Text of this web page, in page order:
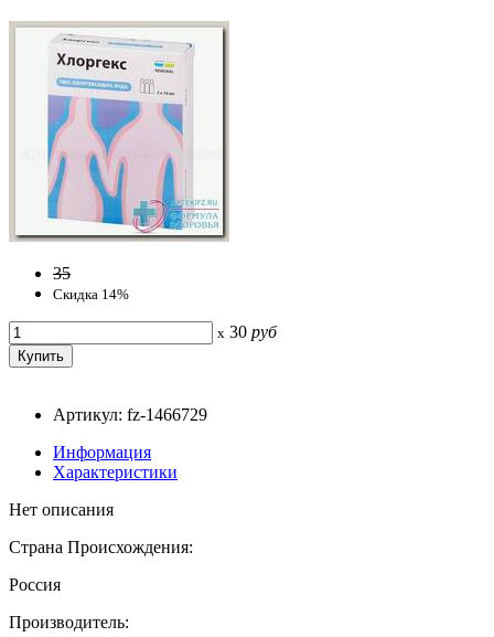
35
Скидка 14%
x 30 руб
Артикул: fz-1466729
Информация
Характеристики
Нет описания
Страна Происхождения:
Россия
Производитель: